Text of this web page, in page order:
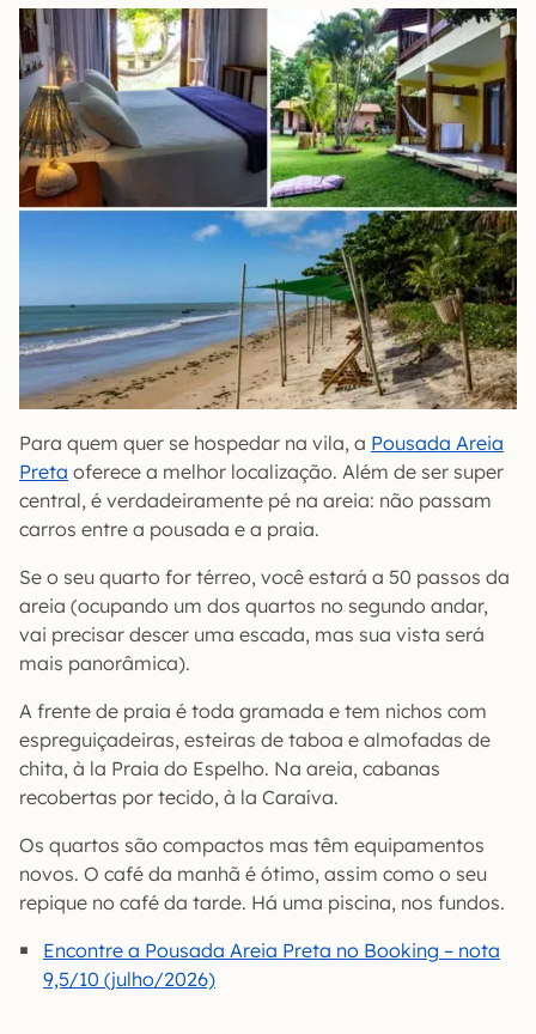
Para quem quer se hospedar na vila, a Pousada Areia
Preta oferece a melhor localização. Além de ser super
central, é verdadeiramente pé na areia: não passam
carros entre a pousada e a praia.
Se o seu quarto for térreo, você estará a 50 passos da
areia (ocupando um dos quartos no segundo andar,
vai precisar descer uma escada, mas sua vista será
mais panorâmica).
A frente de praia é toda gramada e tem nichos com
espreguiçadeiras, esteiras de taboa e almofadas de
chita, à la Praia do Espelho. Na areia, cabanas
recobertas por tecido, à la Caraíva.
Os quartos são compactos mas têm equipamentos
novos. O café da manhã é ótimo, assim como o seu
repique no café da tarde. Há uma piscina, nos fundos.
Encontre a Pousada Areia Preta no Booking – nota
9,5/10 (julho/2026)